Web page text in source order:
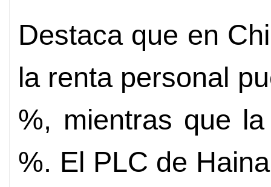
Destaca que en
la renta personal
%, mientras que
%. El PLC de